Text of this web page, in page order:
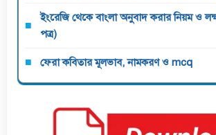
ইংরেজি থেকে বাংলা অনুবাদ করার নিয়ম ও
পত্র)
ফেরা কবিতার মূলভাব, নামকরণ ও mcq